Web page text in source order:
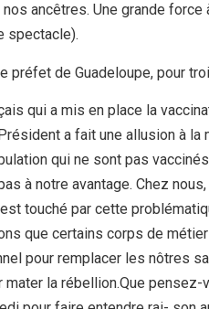
ancêtres. Une grande
spectacle).
préfet de Guadeloupe, pour
qui a mis en place la
a fait une allusion à
qui ne sont pas
à notre avantage. Chez
touché par cette
que certains corps de
pour remplacer les nôtres
la rébellion.Que